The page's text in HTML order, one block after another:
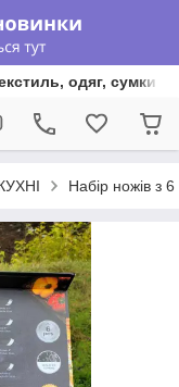
одяг, сумки
Набір ножів з